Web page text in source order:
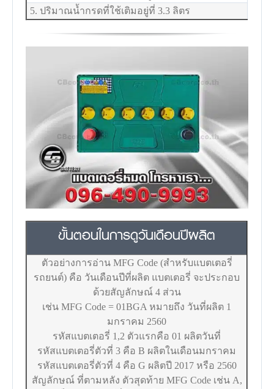
5. ปริมาณน้ำกรดที่ใช้เติมอยู่ที่ 3.3 ลิตร
ขั้นตอนในการดูวันเดือนปีผลิต
ตัวอย่างการอ่าน MFG Code (สำหรับแบตเตอรี่
รถยนต์) คือ วันเดือนปีที่ผลิต แบตเตอรี่ จะประกอบ
ด้วยสัญลักษณ์ 4 ส่วน
เช่น MFG Code = 01BGA หมายถึง วันที่ผลิต 1
มกราคม 2560
รหัสแบตเตอรี่ 1,2 ตัวแรกคือ 01 ผลิตวันที่
รหัสแบตเตอรี่ตัวที่ 3 คือ B ผลิตในเดือนมกราคม
รหัสแบตเตอรี่ตัวที่ 4 คือ G ผลิตปี 2017 หรือ 2560
สัญลักษณ์ ที่ตามหลัง ตัวสุดท้าย MFG Code เช่น A,